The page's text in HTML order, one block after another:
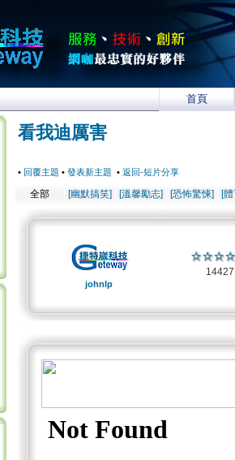
首頁
看我迪厲害
• 回覆主題 • 發表新主題 • 返回-短片分享
全部 [幽默搞笑] [溫馨勵志] [恐怖驚悚] [
johnlp